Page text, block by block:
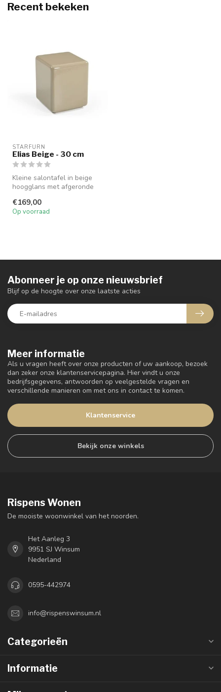
Recent bekeken
STARFURN
Elias Beige - 30 cm
Kleine salontafel in beige
hoogglans met afgeronde
onderhou...
€169,00
Op voorraad
Meer informatie
Als u vragen heeft over onze producten of uw aankoop, bezoek
dan zeker onze klantenservicepagina. Hier vindt u onze
bedrijfsgegevens, antwoorden op veelgestelde vragen en
verschillende manieren om met ons in contact te komen.
Klantenservice
Bekijk onze winkels
Abonneer je op onze nieuwsbrief
Blijf op de hoogte over onze laatste acties
Rispens Wonen
De mooiste woonwinkel van het noorden.
Het Aanleg 3
9951 SJ Winsum
Nederland
0595-442974
info@rispenswinsum.nl
Categorieën
Informatie